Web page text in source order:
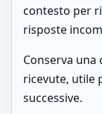
contesto per
risposte
Conserva
ricevute, utile
successive.